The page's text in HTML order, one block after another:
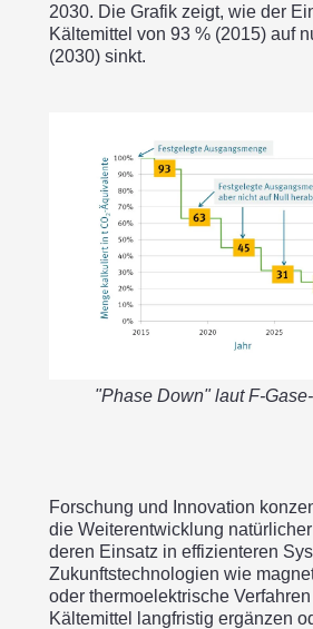
2030. Die Grafik zeigt, wie der
Kältemittel von 93 % (2015) auf
(2030) sinkt.
"Phase Down" laut F-
Forschung und Innovation
die Weiterentwicklung
deren Einsatz in effizienteren
Zukunftstechnologien wie
oder thermoelektrische
Kältemittel langfristig ergänzen